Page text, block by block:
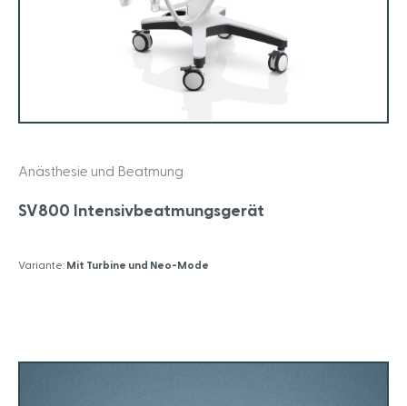
Anästhesie und Beatmung
SV800 Intensivbeatmungsgerät
Variante: Mit Turbine und Neo-Mode